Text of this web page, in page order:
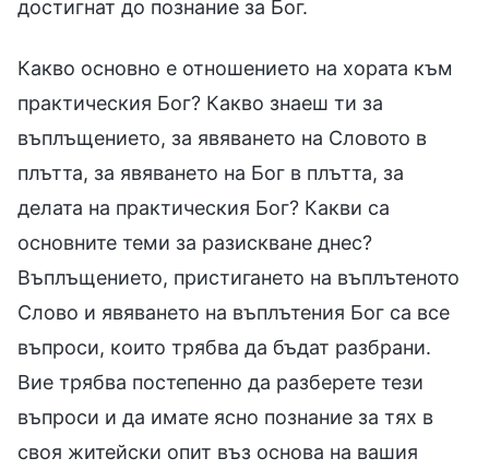
достигнат до познание за Бог.
Какво основно е отношението на хората към
практическия Бог? Какво знаеш ти за
въплъщението, за явяването на Словото в
плътта, за явяването на Бог в плътта, за
делата на практическия Бог? Какви са
основните теми за разискване днес?
Въплъщението, пристигането на въплътеното
Слово и явяването на въплътения Бог са все
въпроси, които трябва да бъдат разбрани.
Вие трябва постепенно да разберете тези
въпроси и да имате ясно познание за тях в
своя житейски опит въз основа на вашия